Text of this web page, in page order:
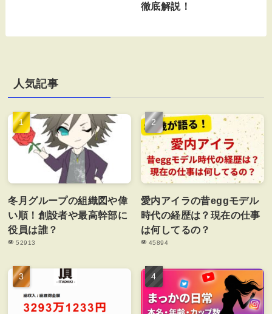
徹底解説！
人気記事
冬月グループの組織図や偉
い順！創設者や最高幹部に
役員は誰？
52913
愛内アイラの昔eggモデル
時代の経歴は？現在の仕事
は何してるの？
45894